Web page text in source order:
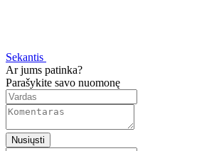
Sekantis
Ar jums patinka?
Parašykite savo nuomonę
Nusiųsti